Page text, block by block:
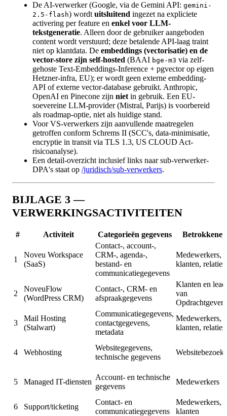
De AI-verwerker (Google, via de Gemini API: gemini-
2.5-flash) wordtuitsluitend ingezet na expliciete
activering per feature en enkel voor LLM-
tekstgeneratie. Alleen door de gebruiker aangeboden
content wordt verstuurd; deze betalende API-laag traint
niet op klantdata. De embeddings (vectorisatie) en de
vector-store zijn self-hosted (BAAI bge-m3 via zelf-
gehoste Text-Embeddings-Inference + pgvector op eigen
Hetzner-infra, EU); er wordt geen externe embedding-
API of externe vector-database gebruikt. Anthropic,
OpenAI en Pinecone zijn nietin gebruik. Een EU-
soevereine LLM-provider (Mistral, Parijs) is voorbereid
als roadmap-optie, niet als huidige stand.
Voor VS-verwerkers zijn aanvullende maatregelen
getroffen conform Schrems II (SCC's, data-minimisatie,
encryptie in transit via TLS 1.3, US CLOUD Act-
risicoanalyse).
Een detail-overzicht inclusief links naar sub-verwerker-
DPA's staat op /juridisch/sub-verwerkers.
BIJLAGE 3 —
VERWERKINGSACTIVITEITEN
# Activiteit Categorieën gegevens Betrokkenen
1
Noveu Workspace
(SaaS)
Contact-, account-,
CRM-, agenda-,
bestand- en
communicatiegegevens
Medewerkers,
klanten, relaties
2
NoveuFlow
(WordPress CRM)
Contact-, CRM- en
afspraakgegevens
Klanten en
van
Opdrachtgever
3
Mail Hosting
(Stalwart)
Communicatiegegevens,
contactgegevens,
metadata
Medewerkers,
klanten, relaties
4 Webhosting
Websitegegevens,
technische gegevens
5 Managed IT-diensten
Account- en technische
gegevens
Medewerkers
6 Support/ticketing
Contact- en
communicatiegegevens
Medewerkers,
klanten